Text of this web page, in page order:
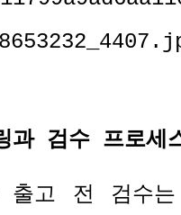
과 검수 프로세
출고 전 검수